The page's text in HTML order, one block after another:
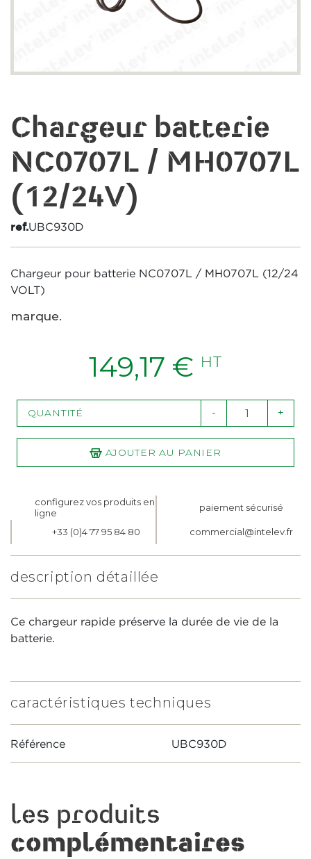
Chargeur batterie
NC0707L / MH0707L
(12/24V)
ref.UBC930D
Chargeur pour batterie NC0707L / MH0707L (12/24
VOLT)
marque.
149,17 € HT
QUANTITÉ - +
AJOUTER AU PANIER
configurez vos produits en
ligne
paiement sécurisé
+33 (0)4 77 95 84 80 commercial@intelev.fr
description détaillée
Ce chargeur rapide préserve la durée de vie de la
batterie.
caractéristiques techniques
Référence UBC930D
les produits
complémentaires